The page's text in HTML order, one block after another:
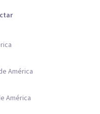
América
América